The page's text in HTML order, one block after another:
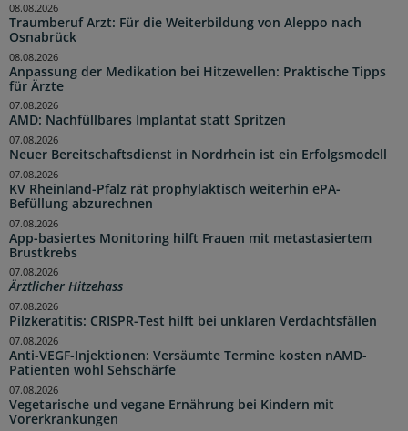
Traumberuf Arzt: Für die Weiterbildung von Aleppo nach
Osnabrück
08.08.2026
Anpassung der Medikation bei Hitzewellen: Praktische Tipps
für Ärzte
08.08.2026
AMD: Nachfüllbares Implantat statt Spritzen
07.08.2026
Neuer Bereitschaftsdienst in Nordrhein ist ein Erfolgsmodell
07.08.2026
KV Rheinland-Pfalz rät prophylaktisch weiterhin ePA-
Befüllung abzurechnen
07.08.2026
App-basiertes Monitoring hilft Frauen mit metastasiertem
Brustkrebs
07.08.2026
Ärztlicher Hitzehass
07.08.2026
Pilzkeratitis: CRISPR-Test hilft bei unklaren Verdachtsfällen
07.08.2026
Anti-VEGF-Injektionen: Versäumte Termine kosten nAMD-
Patienten wohl Sehschärfe
07.08.2026
Vegetarische und vegane Ernährung bei Kindern mit
Vorerkrankungen
07.08.2026